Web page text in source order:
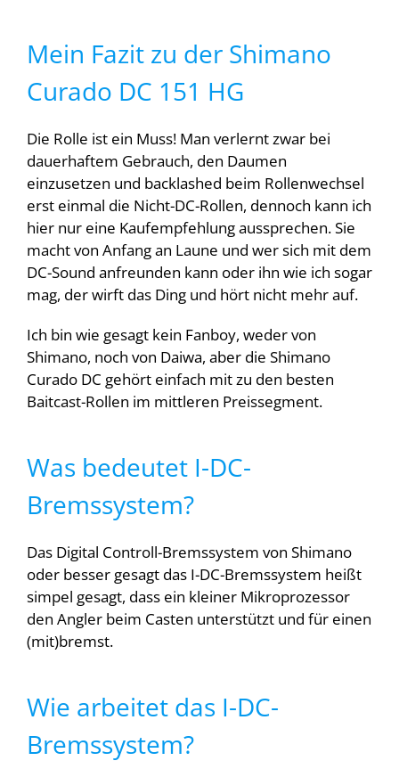
Mein Fazit zu der Shimano
Curado DC 151 HG
Die Rolle ist ein Muss! Man verlernt zwar bei
dauerhaftem Gebrauch, den Daumen
einzusetzen und backlashed beim Rollenwechsel
erst einmal die Nicht-DC-Rollen, dennoch kann ich
hier nur eine Kaufempfehlung aussprechen. Sie
macht von Anfang an Laune und wer sich mit dem
DC-Sound anfreunden kann oder ihn wie ich sogar
mag, der wirft das Ding und hört nicht mehr auf.
Ich bin wie gesagt kein Fanboy, weder von
Shimano, noch von Daiwa, aber die Shimano
Curado DC gehört einfach mit zu den besten
Baitcast-Rollen im mittleren Preissegment.
Was bedeutet I-DC-
Bremssystem?
Das Digital Controll-Bremssystem von Shimano
oder besser gesagt das I-DC-Bremssystem heißt
simpel gesagt, dass ein kleiner Mikroprozessor
den Angler beim Casten unterstützt und für einen
(mit)bremst.
Wie arbeitet das I-DC-
Bremssystem?